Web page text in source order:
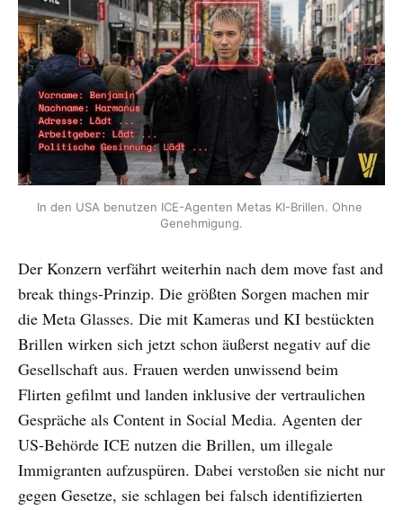
In den USA benutzen ICE-Agenten Metas KI-Brillen. Ohne
Genehmigung.
Der Konzern verfährt weiterhin nach dem move fast and
break things-Prinzip. Die größten Sorgen machen mir
die Meta Glasses. Die mit Kameras und KI bestückten
Brillen wirken sich jetzt schon äußerst negativ auf die
Gesellschaft aus. Frauen werden unwissend beim
Flirten gefilmt und landen inklusive der vertraulichen
Gespräche als Content in Social Media. Agenten der
US-Behörde ICE nutzen die Brillen, um illegale
Immigranten aufzuspüren. Dabei verstoßen sie nicht nur
gegen Gesetze, sie schlagen bei falsch identifizierten